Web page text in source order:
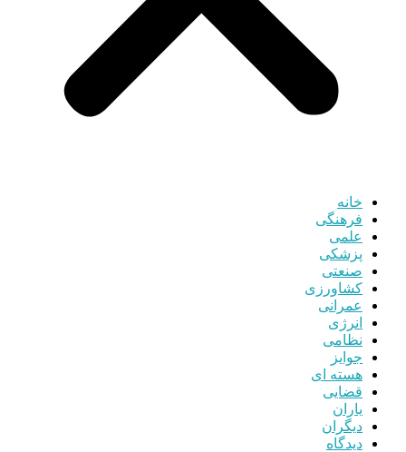
خانه
فرهنگی
علمی
پزشکی
صنعتی
کشاورزی
عمرانی
انرژی
نظامی
جوایز
هسته ای
قضایی
یاران
دیگران
دیدگاه